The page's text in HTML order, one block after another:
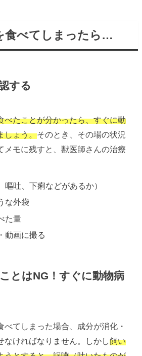
食べてしまったら…
する
べたことが分かったら、すぐに動
しょう。そのとき、その場の状況
メモに残すと、獣医師さんの治療
嘔吐、下痢などがあるか）
な外袋
た量
動画に撮る
とはNG！すぐに動物病
べてしまった場合、成分が消化・
なければなりません。しかし飼い